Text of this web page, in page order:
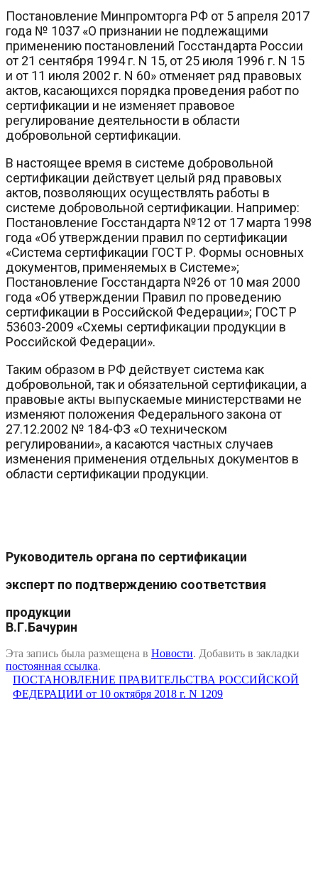
Постановление Минпромторга РФ от 5 апреля 2017
года № 1037 «О признании не подлежащими
применению постановлений Госстандарта России
от 21 сентября 1994 г. N 15, от 25 июля 1996 г. N 15
и от 11 июля 2002 г. N 60» отменяет ряд правовых
актов, касающихся порядка проведения работ по
сертификации и не изменяет правовое
регулирование деятельности в области
добровольной сертификации.
В настоящее время в системе добровольной
сертификации действует целый ряд правовых
актов, позволяющих осуществлять работы в
системе добровольной сертификации. Например:
Постановление Госстандарта №12 от 17 марта 1998
года «Об утверждении правил по сертификации
«Система сертификации ГОСТ Р. Формы основных
документов, применяемых в Системе»;
Постановление Госстандарта №26 от 10 мая 2000
года «Об утверждении Правил по проведению
сертификации в Российской Федерации»; ГОСТ Р
53603-2009 «Схемы сертификации продукции в
Российской Федерации».
Таким образом в РФ действует система как
добровольной, так и обязательной сертификации, а
правовые акты выпускаемые министерствами не
изменяют положения Федерального закона от
27.12.2002 № 184-ФЗ «О техническом
регулировании», а касаются частных случаев
изменения применения отдельных документов в
области сертификации продукции.
Руководитель органа по сертификации
эксперт по подтверждению соответствия
В.Г.Бачурин
Эта запись была размещена в Новости. Добавить в закладки
постоянная ссылка.
ПОСТАНОВЛЕНИЕ ПРАВИТЕЛЬСТВА РОССИЙСКОЙ
ФЕДЕРАЦИИ от 10 октября 2018 г. N 1209